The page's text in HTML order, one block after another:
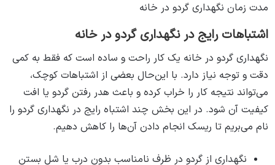
مدت زمان نگهداری گردو در خانه
اشتباهات رایج در نگهداری گردو در خانه
نگهداری گردو در خانه یک کار راحت و ساده است که فقط به کمی
دقت و توجه نیاز دارد. با این‌حال بعضی از اشتباهات کوچک،
می‌تواند نتیجه کار را خراب کرده و باعث هدر رفتن گردو یا افت
کیفیت آن شود. در این بخش چند اشتباه رایج در نگهداری گردو را
نام می‌بریم تا ریسک انجام دادن آن‌ها را کاهش دهیم.
نگهداری از گردو در ظرف نامناسب بدون درب یا شل بستن